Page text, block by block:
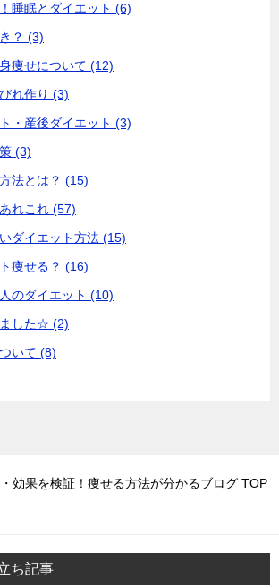
睡眠とダイエット (6)
？ (3)
痩せについて (12)
れ作り (3)
・産後ダイエット (3)
(3)
法とは？ (15)
れこれ (57)
ダイエット方法 (15)
痩せる？ (16)
のダイエット (10)
した☆ (2)
いて (8)
効果を検証！痩せる方法が分かるブログ TOP
ち記事